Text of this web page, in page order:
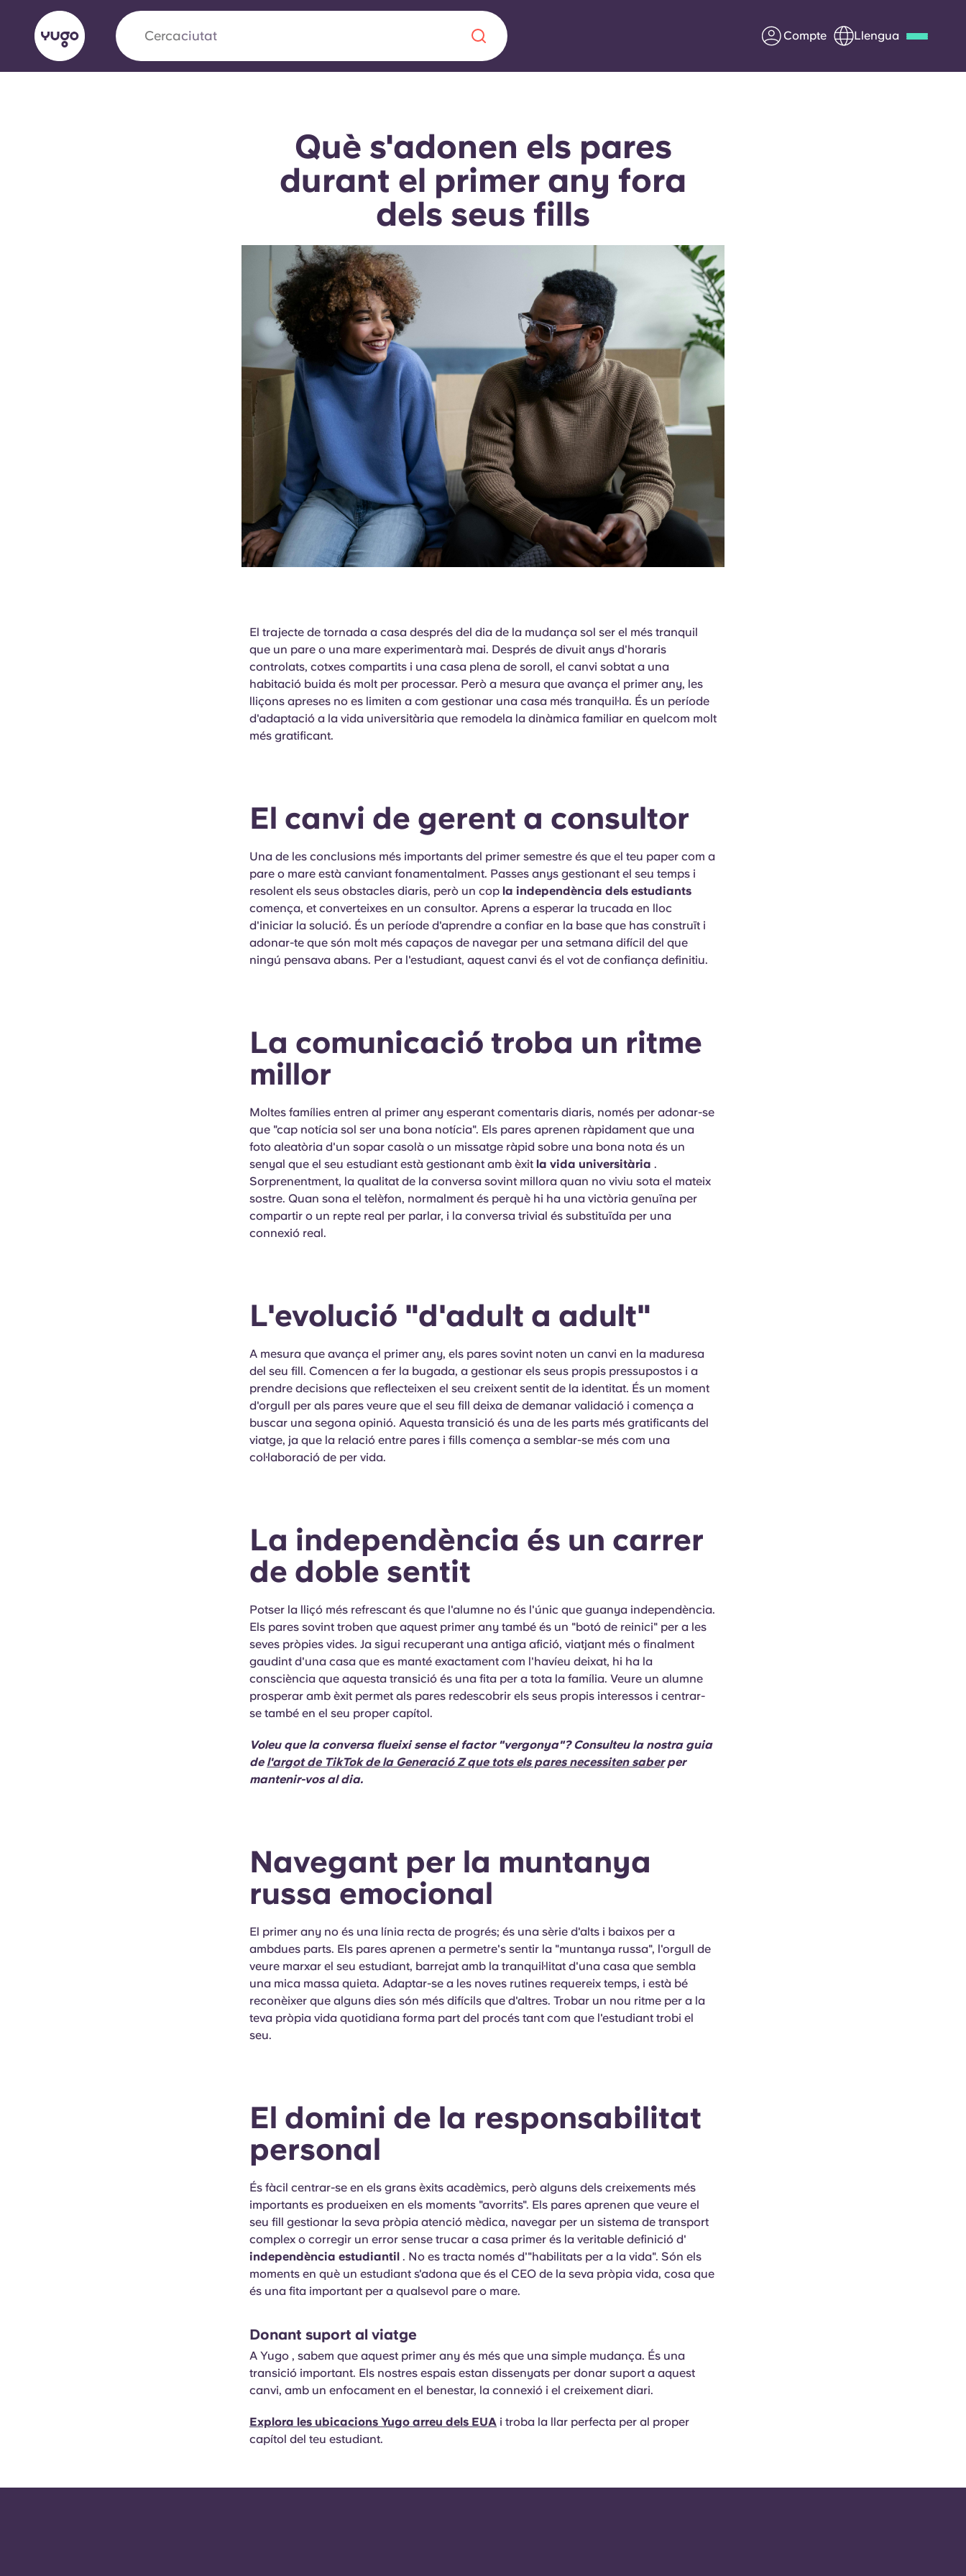
Cercaciutat Compte Llengua
Yugo x VCARB: Impulsant una nova era
en l'habitatge per a estudiants
Yugo La col·laboració pionera de amb VCARB fomenta la
innovació, l'ambició i els moments inoblidables per als estudiants.
Sobre nosaltres
Preguntes freqüents
Informació per a pares
Bloc
Poseu-vos en contacte
Què s'adonen els pares
durant el primer any fora
dels seus fills
El trajecte de tornada a casa després del dia de la mudança sol ser el més tranquil
que un pare o una mare experimentarà mai. Després de divuit anys d'horaris
controlats, cotxes compartits i una casa plena de soroll, el canvi sobtat a una
habitació buida és molt per processar. Però a mesura que avança el primer any, les
lliçons apreses no es limiten a com gestionar una casa més tranquil·la. És un període
d'adaptació a la vida universitària que remodela la dinàmica familiar en quelcom molt
més gratificant.
El canvi de gerent a consultor
Una de les conclusions més importants del primer semestre és que el teu paper com a
pare o mare està canviant fonamentalment. Passes anys gestionant el seu temps i
resolent els seus obstacles diaris, però un cop la independència dels estudiants
comença, et converteixes en un consultor. Aprens a esperar la trucada en lloc
d'iniciar la solució. És un període d'aprendre a confiar en la base que has construït i
adonar-te que són molt més capaços de navegar per una setmana difícil del que
ningú pensava abans. Per a l'estudiant, aquest canvi és el vot de confiança definitiu.
La comunicació troba un ritme
millor
Moltes famílies entren al primer any esperant comentaris diaris, només per adonar-se
que "cap notícia sol ser una bona notícia". Els pares aprenen ràpidament que una
foto aleatòria d'un sopar casolà o un missatge ràpid sobre una bona nota és un
senyal que el seu estudiant està gestionant amb èxit la vida universitària .
Sorprenentment, la qualitat de la conversa sovint millora quan no viviu sota el mateix
sostre. Quan sona el telèfon, normalment és perquè hi ha una victòria genuïna per
compartir o un repte real per parlar, i la conversa trivial és substituïda per una
connexió real.
L'evolució "d'adult a adult"
A mesura que avança el primer any, els pares sovint noten un canvi en la maduresa
del seu fill. Comencen a fer la bugada, a gestionar els seus propis pressupostos i a
prendre decisions que reflecteixen el seu creixent sentit de la identitat. És un moment
d'orgull per als pares veure que el seu fill deixa de demanar validació i comença a
buscar una segona opinió. Aquesta transició és una de les parts més gratificants del
viatge, ja que la relació entre pares i fills comença a semblar-se més com una
col·laboració de per vida.
La independència és un carrer
de doble sentit
Potser la lliçó més refrescant és que l'alumne no és l'únic que guanya independència.
Els pares sovint troben que aquest primer any també és un "botó de reinici" per a les
seves pròpies vides. Ja sigui recuperant una antiga afició, viatjant més o finalment
gaudint d'una casa que es manté exactament com l'havíeu deixat, hi ha la
consciència que aquesta transició és una fita per a tota la família. Veure un alumne
prosperar amb èxit permet als pares redescobrir els seus propis interessos i centrar-
se també en el seu proper capítol.
Voleu que la conversa flueixi sense el factor "vergonya"? Consulteu la nostra guia
de l'argot de TikTok de la Generació Z que tots els pares necessiten saber per
mantenir-vos al dia.
Navegant per la muntanya
russa emocional
El primer any no és una línia recta de progrés; és una sèrie d'alts i baixos per a
ambdues parts. Els pares aprenen a permetre's sentir la "muntanya russa", l'orgull de
veure marxar el seu estudiant, barrejat amb la tranquil·litat d'una casa que sembla
una mica massa quieta. Adaptar-se a les noves rutines requereix temps, i està bé
reconèixer que alguns dies són més difícils que d'altres. Trobar un nou ritme per a la
teva pròpia vida quotidiana forma part del procés tant com que l'estudiant trobi el
seu.
El domini de la responsabilitat
personal
És fàcil centrar-se en els grans èxits acadèmics, però alguns dels creixements més
importants es produeixen en els moments "avorrits". Els pares aprenen que veure el
seu fill gestionar la seva pròpia atenció mèdica, navegar per un sistema de transport
complex o corregir un error sense trucar a casa primer és la veritable definició d'
independència estudiantil . No es tracta només d'"habilitats per a la vida". Són els
moments en què un estudiant s'adona que és el CEO de la seva pròpia vida, cosa que
és una fita important per a qualsevol pare o mare.
Donant suport al viatge
A Yugo , sabem que aquest primer any és més que una simple mudança. És una
transició important. Els nostres espais estan dissenyats per donar suport a aquest
canvi, amb un enfocament en el benestar, la connexió i el creixement diari.
Explora les ubicacions Yugo arreu dels EUA i troba la llar perfecta per al proper
capítol del teu estudiant.